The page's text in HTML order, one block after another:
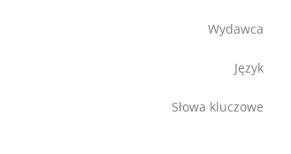
Wydawca
Język
Słowa kluczowe